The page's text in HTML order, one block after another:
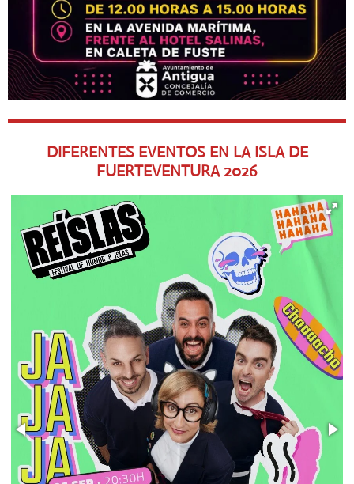
DIFERENTES EVENTOS EN LA ISLA DE
FUERTEVENTURA2026